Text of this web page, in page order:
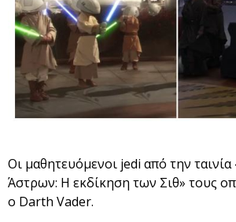
Οι μαθητευόμενοι jedi από την
Άστρων: Η εκδίκηση των Σιθ» τους
ο Darth Vader.